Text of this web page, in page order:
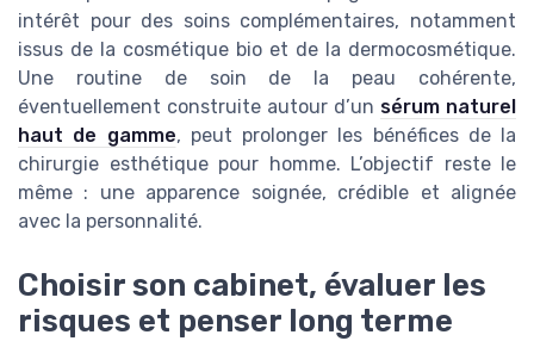
intérêt pour des soins complémentaires, notamment
issus de la cosmétique bio et de la dermocosmétique.
Une routine de soin de la peau cohérente,
éventuellement construite autour d’un sérum naturel
haut de gamme, peut prolonger les bénéfices de la
chirurgie esthétique pour homme. L’objectif reste le
même : une apparence soignée, crédible et alignée
avec la personnalité.
Choisir son cabinet, évaluer les
risques et penser long terme